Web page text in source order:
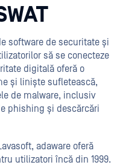
software de securitate și
să se conecteze
digitală oferă o
și liniște sufletească,
de malware, inclusiv
phishing și descărcări
adaware oferă
utilizatori încă din 1999.